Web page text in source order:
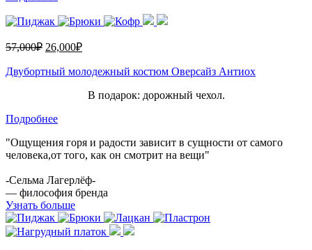
57,000₽ 26,000₽
Двубортный молодежный костюм Оверсайз Антиох
В подарок: дорожный чехол.
Подробнее
"Ощущения горя и радости зависит в сущности от самого
человека,от того, как он смотрит на вещи"
-Сельма Лагерлёф-
— философия бренда
Узнать больше